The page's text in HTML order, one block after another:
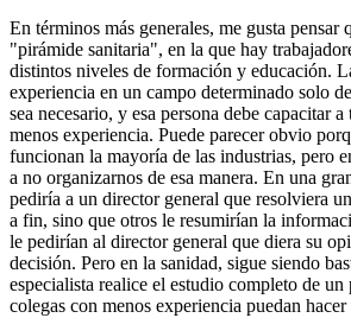
En términos más generales, me gusta pensar
"pirámide sanitaria", en la que hay
distintos niveles de formación y educación.
experiencia en un campo determinado solo
sea necesario, y esa persona debe capacitar
menos experiencia. Puede parecer obvio
funcionan la mayoría de las industrias, pero
a no organizarnos de esa manera. En una
pediría a un director general que resolviera
a fin, sino que otros le resumirían la
le pedirían al director general que diera su
decisión. Pero en la sanidad, sigue siendo
especialista realice el estudio completo de un
colegas con menos experiencia puedan hacer